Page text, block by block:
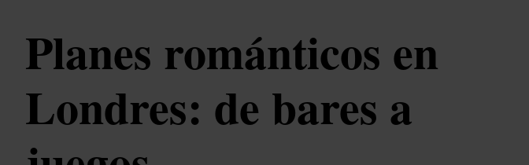
Planes románticos en
Londres: de bares a